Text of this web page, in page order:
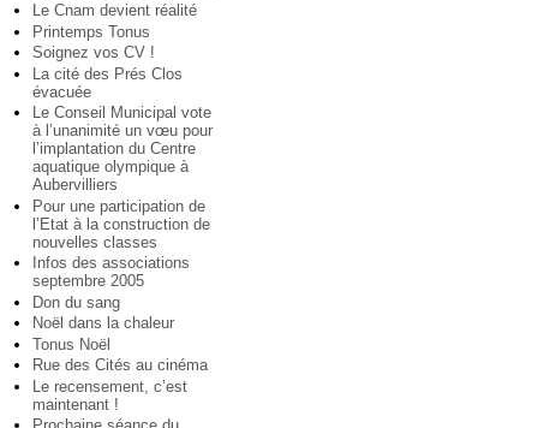
Le Cnam devient réalité
Printemps Tonus
Soignez vos CV !
La cité des Prés Clos
évacuée
Le Conseil Municipal vote
à l’unanimité un vœu pour
l’implantation du Centre
aquatique olympique à
Aubervilliers
Pour une participation de
l’Etat à la construction de
nouvelles classes
Infos des associations
septembre 2005
Don du sang
Noël dans la chaleur
Tonus Noël
Rue des Cités au cinéma
Le recensement, c’est
maintenant !